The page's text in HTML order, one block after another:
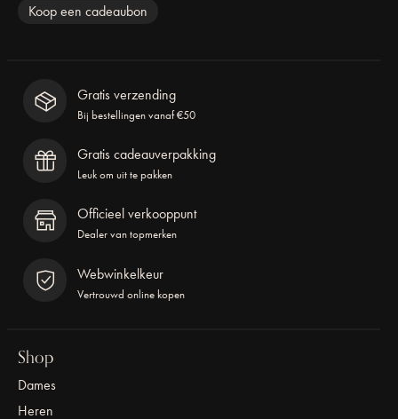
Koop een cadeaubon
Gratis verzending
Bij bestellingen vanaf €50
Gratis cadeauverpakking
Leuk om uit te pakken
Officieel verkooppunt
Dealer van topmerken
Webwinkelkeur
Vertrouwd online kopen
Shop
Dames
Heren